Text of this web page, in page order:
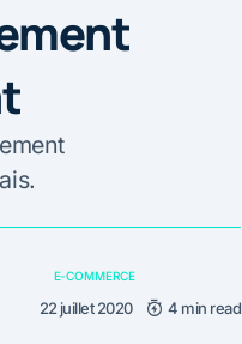
E-COMMERCE
22 juillet 2020 4 min read